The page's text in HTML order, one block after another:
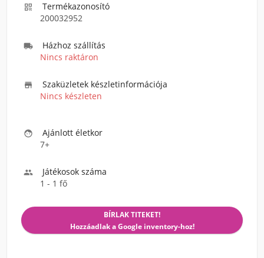

Termékazonosító
200032952

Házhoz szállítás
Nincs raktáron

Szaküzletek készletinformációja
Nincs készleten

Ajánlott életkor
7+

Játékosok száma
1 - 1 fő
BÍRLAK TITEKET!
Hozzáadlak a Google inventory-hoz!